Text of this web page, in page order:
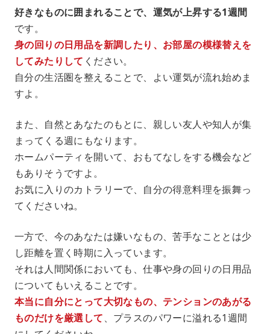
好きなものに囲まれることで、運気が上昇する1週間
です。
身の回りの日用品を新調したり、お部屋の模様替えを
してみたりして ください。
自分の生活圏を整えることで、よい運気が流れ始めま
すよ。
また、自然とあなたのもとに、親しい友人や知人が集
まってくる週にもなります。
ホームパーティを開いて、おもてなしをする機会など
もありそうですよ。
お気に入りのカトラリーで、自分の得意料理を振舞っ
てくださいね。
一方で、今のあなたは嫌いなもの、苦手なこととは少
し距離を置く時期に入っています。
それは人間関係においても、仕事や身の回りの日用品
についてもいえることです。
本当に自分にとって大切なもの、テンションのあがる
ものだけを厳選して、プラスのパワーに溢れる1週間